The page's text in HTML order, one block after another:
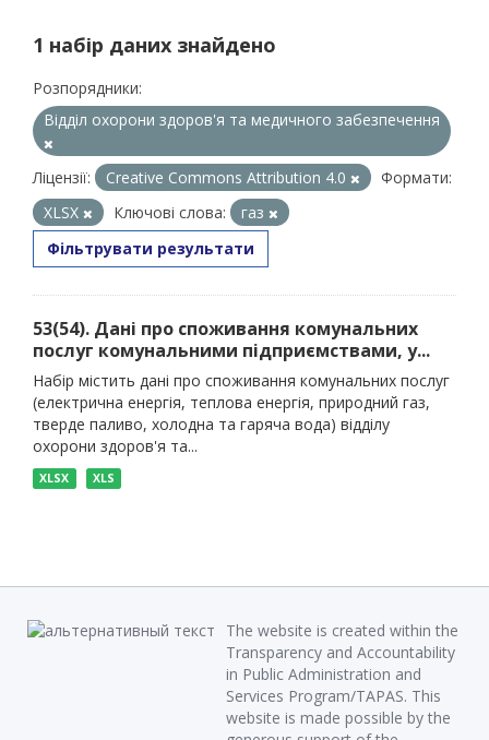
1 набір даних знайдено
Розпорядники:
Відділ охорони здоров'я та медичного забезпечення
Ліцензії: Creative Commons Attribution 4.0
Формати:
XLSX
Ключові слова:
газ
Фільтрувати результати
53(54). Дані про споживання комунальних
послуг комунальними підприємствами, у...
Набір містить дані про споживання комунальних послуг
(електрична енергія, теплова енергія, природний газ,
тверде паливо, холодна та гаряча вода) відділу
охорони здоров'я та...
XLSX XLS
The website is created within the
Transparency and Accountability
in Public Administration and
Services Program/TAPAS. This
website is made possible by the